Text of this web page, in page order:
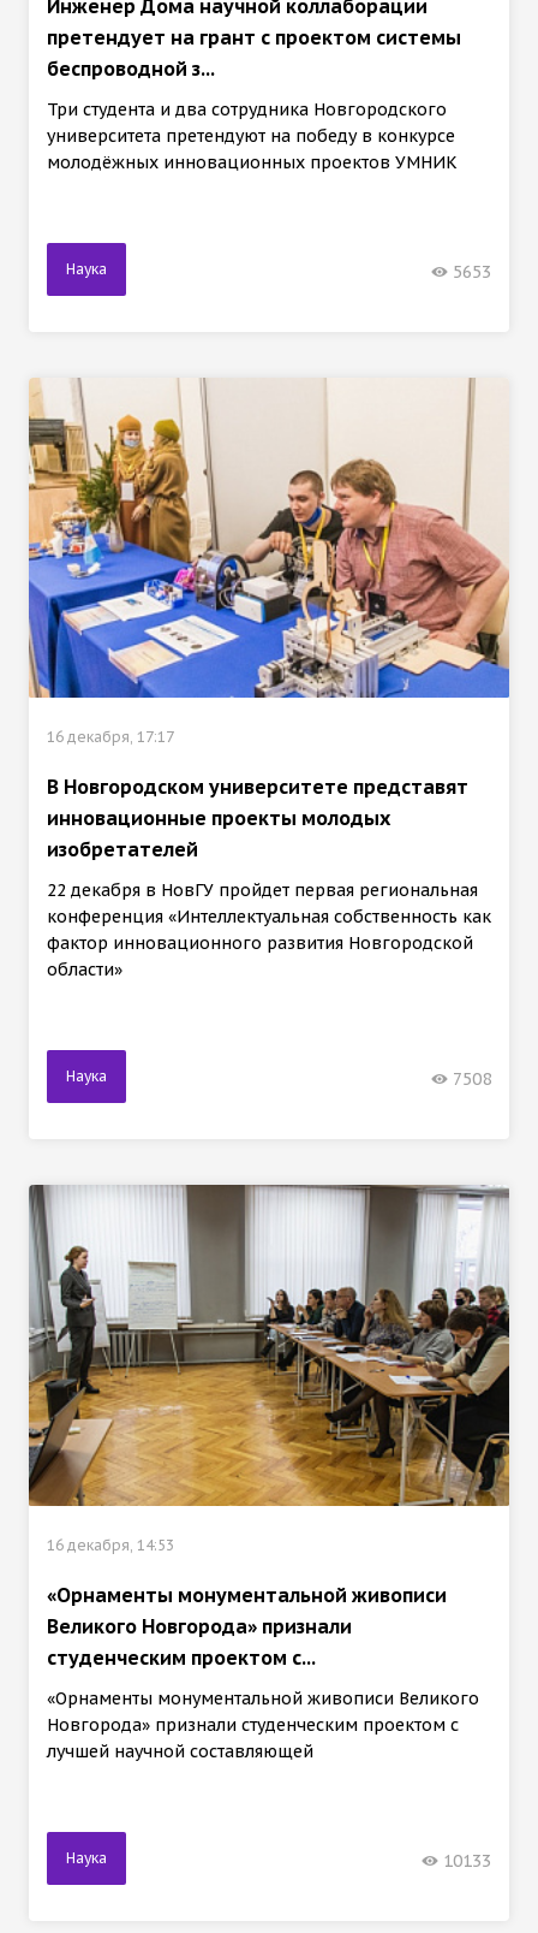
Инженер Дома научной коллаборации
претендует на грант с проектом системы
беспроводной з...
Три студента и два сотрудника Новгородского
университета претендуют на победу в конкурсе
молодёжных инновационных проектов УМНИК
Наука 5653
16 декабря, 17:17
В Новгородском университете представят
инновационные проекты молодых
изобретателей
22 декабря в НовГУ пройдет первая региональная
конференция «Интеллектуальная собственность как
фактор инновационного развития Новгородской
области»
Наука 7508
16 декабря, 14:53
«Орнаменты монументальной живописи
Великого Новгорода» признали
студенческим проектом с...
«Орнаменты монументальной живописи Великого
Новгорода» признали студенческим проектом с
лучшей научной составляющей
Наука 10133